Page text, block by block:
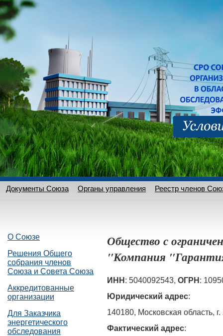
Документы Союза Органы управления Реестр членов
О Союзе
Решения Общего
собрания членов
Союза и Совета Союза
Аккредитованные
организации
Для Заказчика
энергетического
обследования
Общество с
"Компания
ИНН: 5040092543, ОГРН:
Юридический адрес:
140180, Московская область,
Фактический адрес: